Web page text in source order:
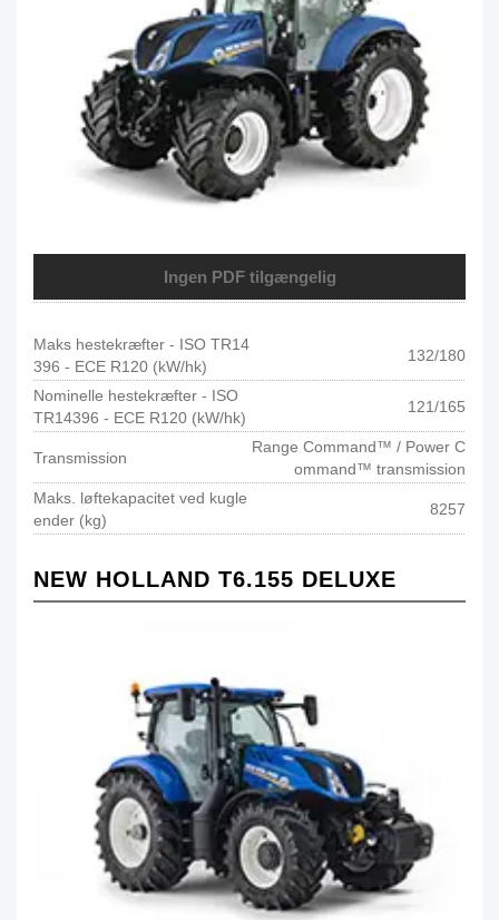
Ingen PDF tilgængelig
Maks hestekræfter - ISO TR14
396 - ECE R120 (kW/hk)
132/180
Nominelle hestekræfter - ISO
TR14396 - ECE R120 (kW/hk)
121/165
Transmission
Range Command™ / Power C
ommand™ transmission
Maks. løftekapacitet ved kugle
ender (kg)
8257
NEW HOLLAND T6.155 DELUXE